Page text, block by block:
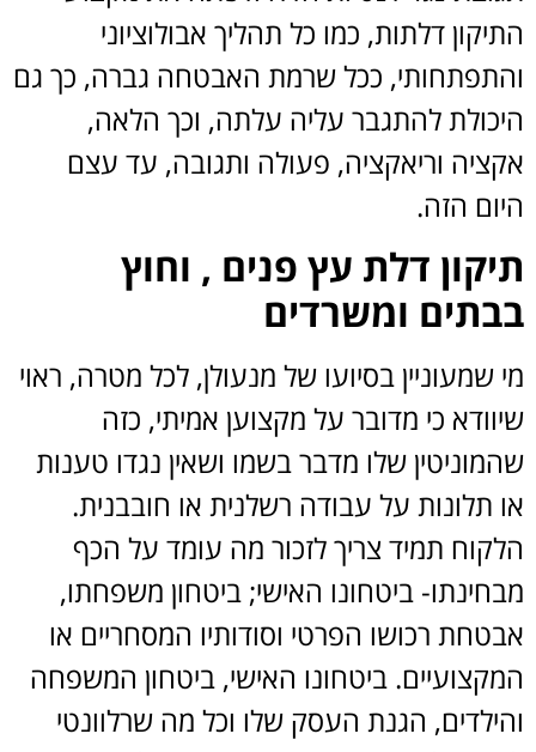
התיקון דלתות, כמו כל תהליך אבולוציוני
והתפתחותי, ככל שרמת האבטחה גברה, כך גם
היכולת להתגבר עליה עלתה, וכך הלאה,
אקציה וריאקציה, פעולה ותגובה, עד עצם
היום הזה.
תיקון דלת עץ פנים , וחוץ
בבתים ומשרדים
מי שמעוניין בסיועו של מנעולן, לכל מטרה, ראוי
שיוודא כי מדובר על מקצוען אמיתי, כזה
שהמוניטין שלו מדבר בשמו ושאין נגדו טענות
או תלונות על עבודה רשלנית או חובבנית.
הלקוח תמיד צריך לזכור מה עומד על הכף
מבחינתו- ביטחונו האישי; ביטחון משפחתו,
אבטחת רכושו הפרטי וסודותיו המסחריים או
המקצועיים. ביטחונו האישי, ביטחון המשפחה
והילדים, הגנת העסק שלו וכל מה שרלוונטי